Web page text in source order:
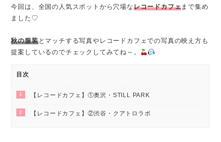
今回は、全国の人気スポットから穴場なレコードカフェまで集め
ました♡
秋の服装とマッチする写真やレコードカフェでの写真の映え方も
提案しているのでチェックしてみてね～。
目次
1 【レコードカフェ】①奥沢・STILL PARK
2 【レコードカフェ】②渋谷・クアトロラボ